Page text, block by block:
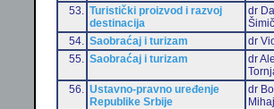
53.
Turistički proizvod i razvoj
destinacija
dr
54.
Saobraćaj i turizam
dr
55.
Saobraćaj i turizam
dr
56.
Ustavno-pravno uređenje
Republike Srbije
dr